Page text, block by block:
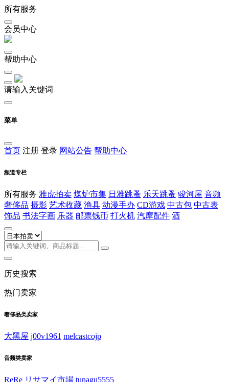
所有服务
会员中心
帮助中心
请输入关键词
菜单
首页 注册 登录 网站公告 帮助中心
频道专栏
所有服务 雅虎拍卖 煤炉市集 日雅跳蚤 乐天跳蚤 骏河屋 音频
奢侈品 摄影 艺术收藏 渔具 动漫手办 CD游戏 中古包 中古表
饰品 书法字画 乐器 邮票钱币 打火机 汽摩配件 酒
历史搜索
热门卖家
奢侈品类卖家
大黑屋 j00v1961 melcastcojp
音频类卖家
ReRe リサマイ市場 tunagu5555